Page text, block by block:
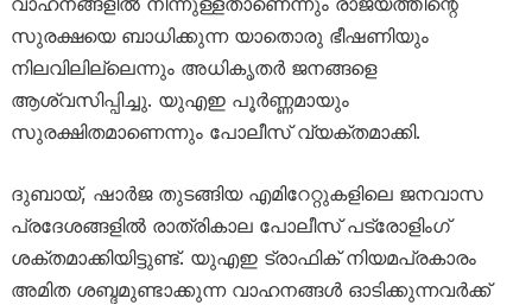
സുരക്ഷയെ ബാധിക്കുന്ന യാതൊരു ഭീഷണിയും
നിലവിലില്ലെന്നും അധികൃതർ ജനങ്ങളെ
ആശ്വസിപ്പിച്ചു. യുഎഇ പൂർണ്ണമായും
സുരക്ഷിതമാണെന്നും പോലീസ് വ്യക്തമാക്കി.
ദുബായ്, ഷാർജ തുടങ്ങിയ എമിറേറ്റുകളിലെ ജനവാസ
പ്രദേശങ്ങളിൽ രാത്രികാല പോലീസ് പട്രോളിംഗ്
ശക്തമാക്കിയിട്ടുണ്ട്. യുഎഇ ട്രാഫിക് നിയമപ്രകാരം
അമിത ശബ്ദമുണ്ടാക്കുന്ന വാഹനങ്ങൾ ഓടിക്കുന്നവർക്ക്